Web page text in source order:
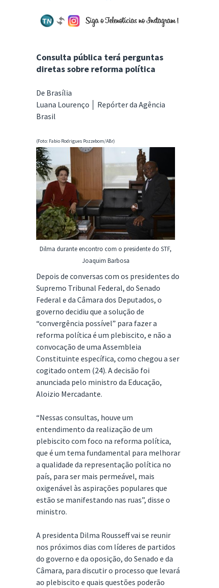
Consulta pública terá perguntas
diretas sobre reforma política
De Brasília
Luana Lourenço │ Repórter da Agência
Brasil
(Foto: Fabio Rodrigues Pozzebom/ABr)
Dilma durante encontro com o presidente do STF,
Joaquim Barbosa
Depois de conversas com os presidentes do
Supremo Tribunal Federal, do Senado
Federal e da Câmara dos Deputados, o
governo decidiu que a solução de
“convergência possível” para fazer a
reforma política é um plebiscito, e não a
convocação de uma Assembleia
Constituinte específica, como chegou a ser
cogitado ontem (24). A decisão foi
anunciada pelo ministro da Educação,
Aloizio Mercadante.
“Nessas consultas, houve um
entendimento da realização de um
plebiscito com foco na reforma política,
que é um tema fundamental para melhorar
a qualidade da representação política no
país, para ser mais permeável, mais
oxigenável às aspirações populares que
estão se manifestando nas ruas”, disse o
ministro.
A presidenta Dilma Rousseff vai se reunir
nos próximos dias com líderes de partidos
do governo e da oposição, do Senado e da
Câmara, para discutir o processo que levará
ao plebiscito e quais questões poderão